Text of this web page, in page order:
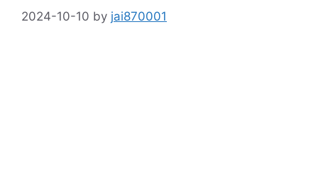
2024-10-10 by jai870001